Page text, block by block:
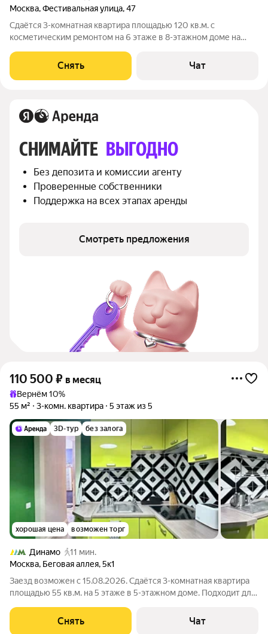
Москва,Фестивальная улица,47
Сдаётся 3-комнатная квартира площадью 120 кв.м. с
косметическим ремонтом на 6 этаже в 8-этажном доме на
Стиральная машина Холодильник Посудомоечная машина
Снять Чат
СНИМАЙТЕ ВЫГОДНО
Без депозита и комиссии агенту
Проверенные собственники
Поддержка на всех этапах аренды
Смотреть предложения
110 500 ₽ в месяц
Вернём 10%
55 м²
3-комн. квартира 5 этаж из 5
3D-тур без залога
хорошая цена возможен торг
Динамо
11 мин.
Москва, Беговая аллея,5к1
Заезд возможен с 15.08.2026. Сдаётся 3-комнатная квартира
площадью 55 кв.м. на 5 этаже в 5-этажном доме. Подходит для
ознакомиться с обустройством можно по фото. Из окон
открывается вид на развитый
Снять Чат